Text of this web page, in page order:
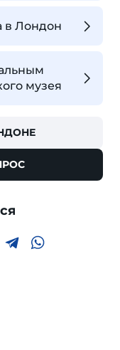
в Лондон
музея